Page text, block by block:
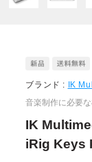
ブランド :
IK
音楽制作に必要
IK
iRig Keys